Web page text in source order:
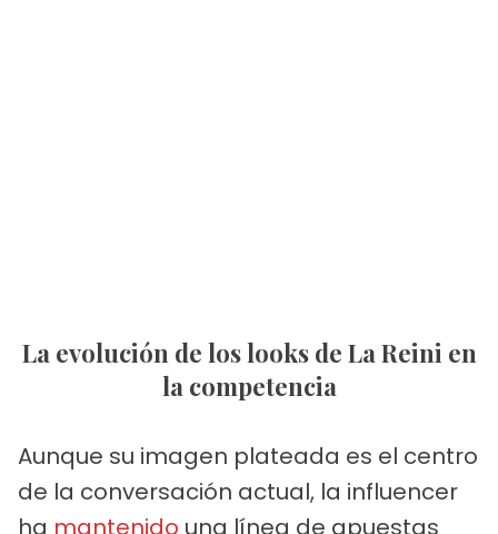
La evolución de los looks de La Reini en
la competencia
Aunque su imagen plateada es el centro
de la conversación actual, la influencer
ha mantenido una línea de apuestas